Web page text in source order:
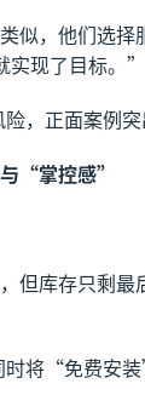
似，他们选
实现了目标。”
，正面案例
“掌控感”
但库存只剩
时将“免费安